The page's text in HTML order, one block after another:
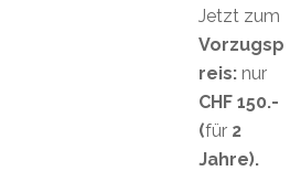
Jetzt zum
Vorzugsp
reis: nur
CHF 150.-
(für 2
Jahre).